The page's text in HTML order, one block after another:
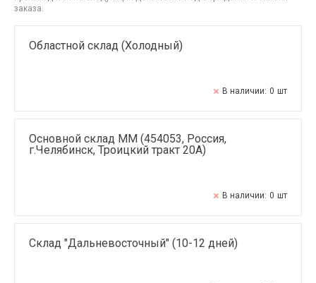
заказа.
Областной склад (Холодный)
В наличии: 0 шт
Основной склад ММ (454053, Россия,
г.Челябинск, Троицкий тракт 20А)
В наличии: 0 шт
Склад "Дальневосточный" (10-12 дней)